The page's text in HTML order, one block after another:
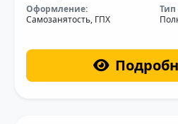
Оформление:
Самозанятость, ГПХ
Тип